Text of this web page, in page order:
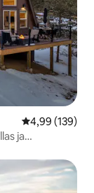
4,99 (139)
ja